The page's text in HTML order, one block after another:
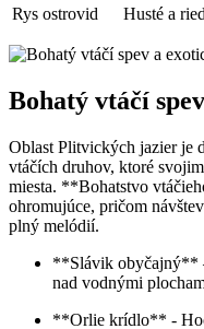
Rys ostrovid Husté⁤ a
Bohatý vtáčí
Oblast ⁢Plitvických jazier je⁤
vtáčích druhov, ktoré
⁣miesta. **Bohatstvo
ohromujúce,⁣ pričom
plný melódií.
**Slávik obyčajný**
nad vodnými
**Orlie ‍krídlo** -​